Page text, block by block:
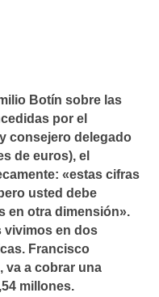
Botí­n sobre las
por el
consejero delegado
de euros), el
«estas cifras
usted debe
en otra dimensión».
vivimos en dos
Francisco
va a cobrar una
millones.